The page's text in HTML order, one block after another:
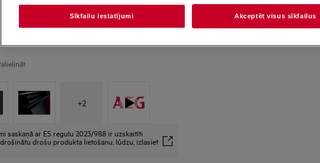
+2
saskaņā ar ES regulu 2023/988 ir uzskaitīti
drošu produkta lietošanu, lūdzu, izlasiet
Sīkfailu iestatījumi Akceptēt visus sīkfailus